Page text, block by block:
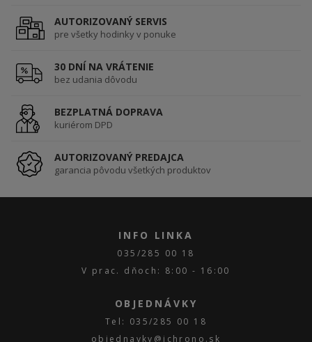
AUTORIZOVANÝ SERVIS
pre všetky hodinky v ponuke
30 DNÍ NA VRÁTENIE
bez udania dôvodu
BEZPLATNÁ DOPRAVA
kuriérom DPD
AUTORIZOVANÝ PREDAJCA
garancia pôvodu všetkých produktov
INFO LINKA
035/285 00 18
V prac. dňoch: 8:00 - 16:00
OBJEDNÁVKY
Tel: 035/285 00 18
objednavky@ichrono.sk